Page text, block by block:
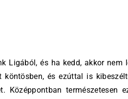
Ligából, és ha kedd, akkor nem
és ezúttal is
Középpontban természetesen